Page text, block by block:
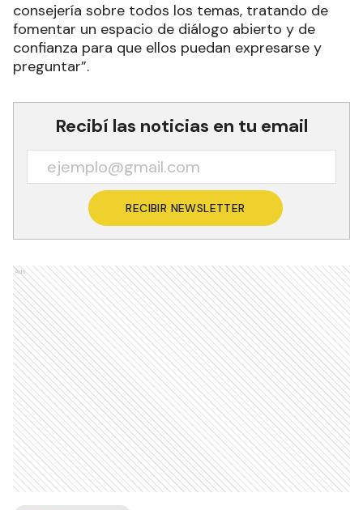
consejería sobre todos los temas, tratando de
fomentar un espacio de diálogo abierto y de
confianza para que ellos puedan expresarse y
preguntar”.
Recibí las noticias en tu email
RECIBIR NEWSLETTER
Ads